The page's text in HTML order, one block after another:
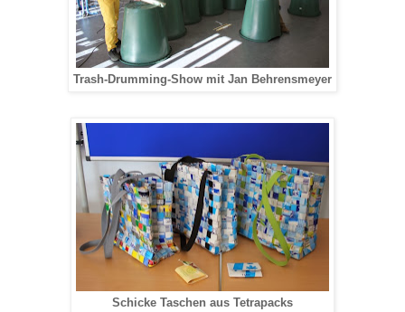
Trash-Drumming-Show mit Jan Behrensmeyer
Schicke Taschen aus Tetrapacks